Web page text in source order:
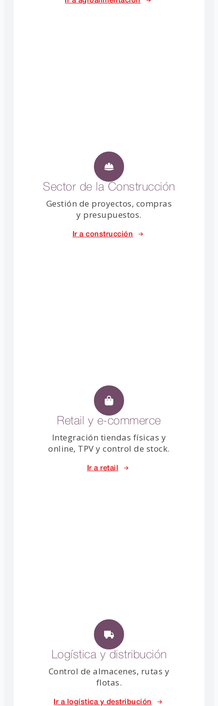
Sector de la Construcción
Gestión de proyectos, compras
y presupuestos.
Ir a construcción
Retail y e-commerce
Integración tiendas físicas y
online, TPV y control de stock.
Ir a retail
Logística y distribución
Control de almacenes, rutas y
flotas.
Ir a logística y destribución